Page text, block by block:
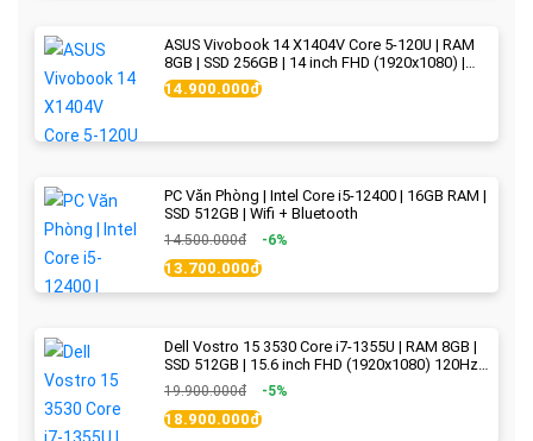
ASUS Vivobook 14 X1404V Core 5-120U | RAM
8GB | SSD 256GB | 14 inch FHD (1920x1080) |
Quiet Blue - New Fullbox
14.900.000đ
PC Văn Phòng | Intel Core i5-12400 | 16GB RAM |
SSD 512GB | Wifi + Bluetooth
14.500.000đ -6%
13.700.000đ
Dell Vostro 15 3530 Core i7-1355U | RAM 8GB |
SSD 512GB | 15.6 inch FHD (1920x1080) 120Hz
WVA | Black | New Fullbox
19.900.000đ -5%
18.900.000đ